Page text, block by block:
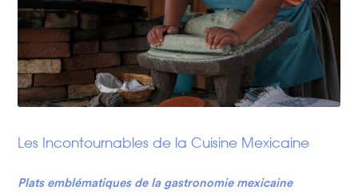
Les Incontournables de la Cuisine Mexicaine
Plats emblématiques de la gastronomie mexicaine